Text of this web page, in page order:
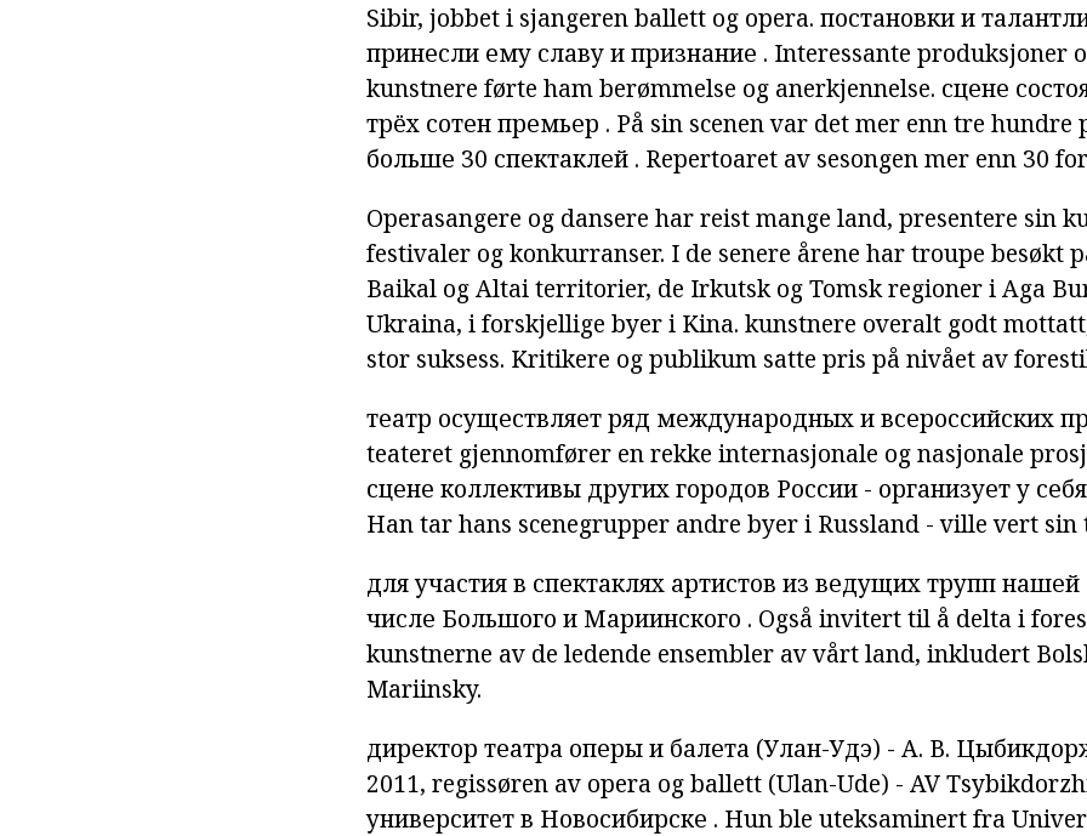
Sibir, jobbet i sjangerenballett og opera. постановки и
принесли ему славуипризнание . Interessante produksjoner
kunstnere førte hamberømmelse og anerkjennelse. сцене
трёх сотенпремьер . På sin scenenvar detmer enn tre hundre
больше 30 спектаклей . Repertoaret av sesongenmer enn 30
Operasangere og dansere har reist mange land, presentere sin
festivaler og konkurranser. I de senere årene har troupe besøkt
Baikal og Altai territorier, de Irkutsk og Tomsk regioner i Aga
Ukraina, i forskjellige byer i Kina. kunstnere overalt godt
stor suksess. Kritikere og publikum satte pris på nivået av
театр осуществляетряд международныхи всероссийских
teateret gjennomfører enrekke internasjonale og nasjonale
сцене коллективы другихгородов России - организуету себя
Hantarhans scenegrupper andre byeri Russland -ville vert sin
дляучастия в спектаклях артистов из ведущихтруппнашей
числе Большого и Мариинского . Ogsåinviterttil å deltai
kunstnerne av de ledende ensembler av vårtland, inkludert
Mariinsky.
директор театра оперыи балета (Улан-Удэ) - А. В.
2011, regissøren av opera ogballett (Ulan-Ude) - AV
университет в Новосибирске . Hunble uteksaminert fra